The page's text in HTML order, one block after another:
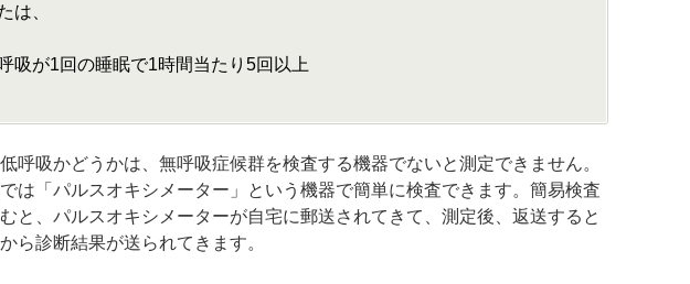
は、
吸が1回の睡眠で1時間当たり5回以上
呼吸かどうかは、無呼吸症候群を検査する機器でないと測定できません。
は「パルスオキシメーター」という機器で簡単に検査できます。簡易検査
と、パルスオキシメーターが自宅に郵送されてきて、測定後、返送すると
ら診断結果が送られてきます。